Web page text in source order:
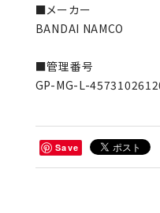
■メーカー
BANDAI NAMCO
■管理番号
GP-MG-L-
Save